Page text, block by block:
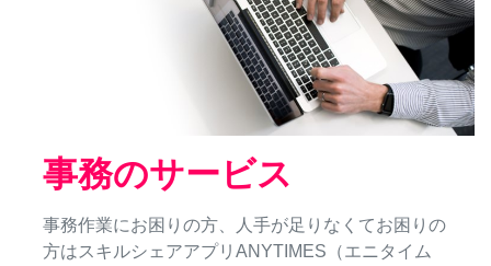
事務のサービス
事務作業にお困りの方、人手が足りなくてお困りの
方はスキルシェアアプリANYTIMES（エニタイム